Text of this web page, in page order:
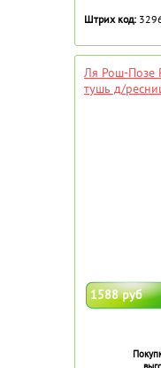
Штрих код:
Ля Рош-Позе
тушь д/
1588 руб